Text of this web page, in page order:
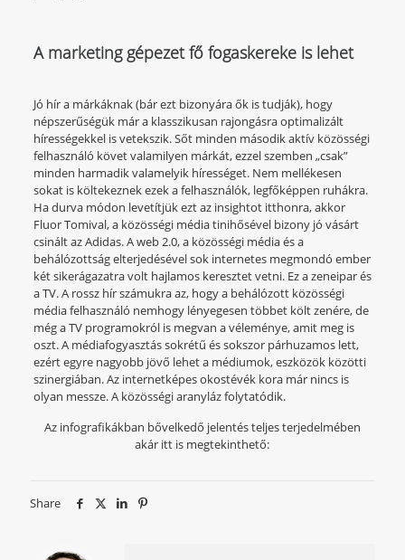
A marketing gépezet fő fogaskereke is lehet
Jó hír a márkáknak (bár ezt bizonyára ők is tudják), hogy
népszerűségük már a klasszikusan rajongásra optimalizált
hírességekkel is vetekszik. Sőt minden második aktív közösségi
felhasználó követ valamilyen márkát, ezzel szemben „csak”
minden harmadik valamelyik hírességet. Nem mellékesen
sokat is költekeznek ezek a felhasználók, legfőképpen ruhákra.
Ha durva módon levetítjük ezt az insightot itthonra, akkor
Fluor Tomival, a közösségi média tinihősével bizony jó vásárt
csinált az Adidas. A web 2.0, a közösségi média és a
behálózottság elterjedésével sok internetes megmondó ember
két sikerágazatra volt hajlamos keresztet vetni. Ez a zeneipar és
a TV. A rossz hír számukra az, hogy a behálózott közösségi
média felhasználó nemhogy lényegesen többet költ zenére, de
még a TV programokról is megvan a véleménye, amit meg is
oszt. A médiafogyasztás sokrétű és sokszor párhuzamos lett,
ezért egyre nagyobb jövő lehet a médiumok, eszközök közötti
szinergiában. Az internetképes okostévék kora már nincs is
olyan messze. A közösségi aranyláz folytatódik.
Az infografikákban bővelkedő jelentés teljes terjedelmében
akár itt is megtekinthető:
Share